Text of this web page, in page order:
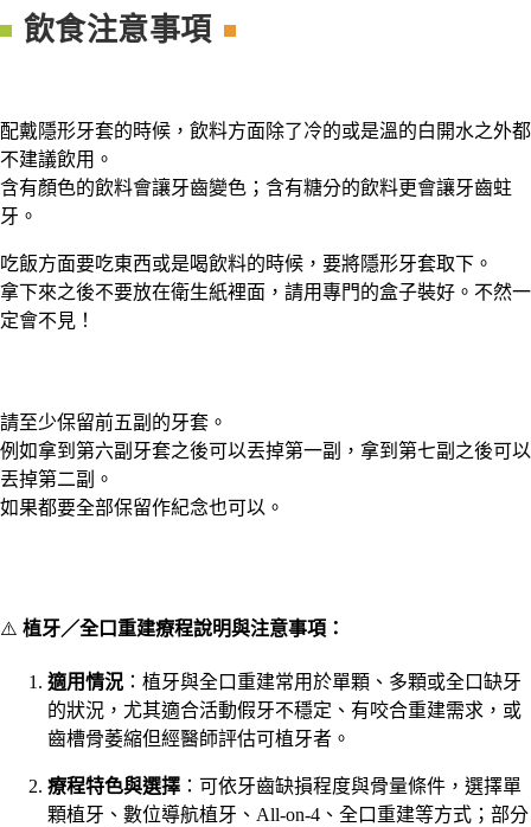
飲食注意事項
配戴隱形牙套的時候，飲料方面除了冷的或是溫的白開水之外都
不建議飲用。
含有顏色的飲料會讓牙齒變色；含有糖分的飲料更會讓牙齒蛀
牙。
吃飯方面要吃東西或是喝飲料的時候，要將隱形牙套取下。
拿下來之後不要放在衛生紙裡面，請用專門的盒子裝好。不然一
定會不見！
請至少保留前五副的牙套。
例如拿到第六副牙套之後可以丟掉第一副，拿到第七副之後可以
丟掉第二副。
如果都要全部保留作紀念也可以。
⚠️ 植牙／全口重建療程說明與注意事項：
適用情況 ：植牙與全口重建常用於單顆、多顆或全口缺牙
的狀況，尤其適合活動假牙不穩定、有咬合重建需求，或
齒槽骨萎縮但經醫師評估可植牙者。
療程特色與選擇 ：可依牙齒缺損程度與骨量條件，選擇單
顆植牙、數位導航植牙、All-on-4、全口重建等方式；部分